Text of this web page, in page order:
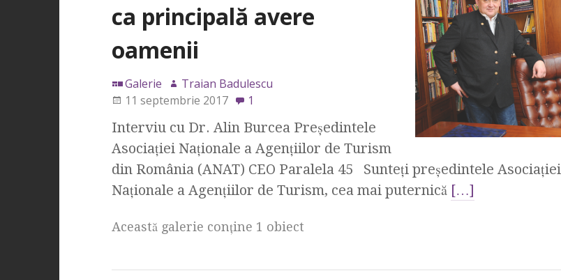
ca principală avere
oamenii
Galerie
Traian Badulescu
11 septembrie 2017
1
Interviu cu Dr. Alin Burcea Preşedintele
Asociaţiei Naţionale a Agenţiilor de Turism
din România (ANAT) CEO Paralela 45 Sunteţi preşedintele Asociaţiei
Naţionale a Agenţiilor de Turism, cea mai puternică […]
Această galerie conţine 1 obiect